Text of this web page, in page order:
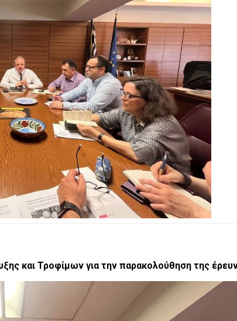
και Τροφίμων για την παρακολούθηση της